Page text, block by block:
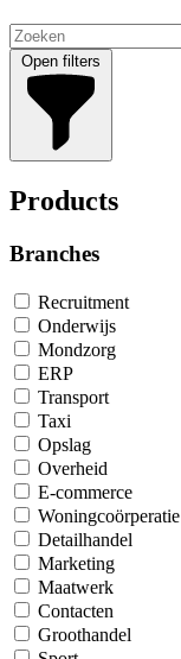
Open filters
Products
Branches
Recruitment
Onderwijs
Mondzorg
ERP
Transport
Taxi
Opslag
Overheid
E-commerce
Woningcoörperatie
Detailhandel
Marketing
Maatwerk
Contacten
Groothandel